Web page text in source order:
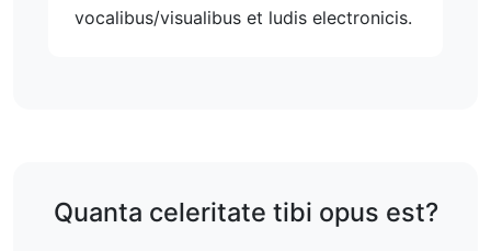
vocalibus/visualibus et ludis electronicis.
Quanta celeritate tibi opus est?